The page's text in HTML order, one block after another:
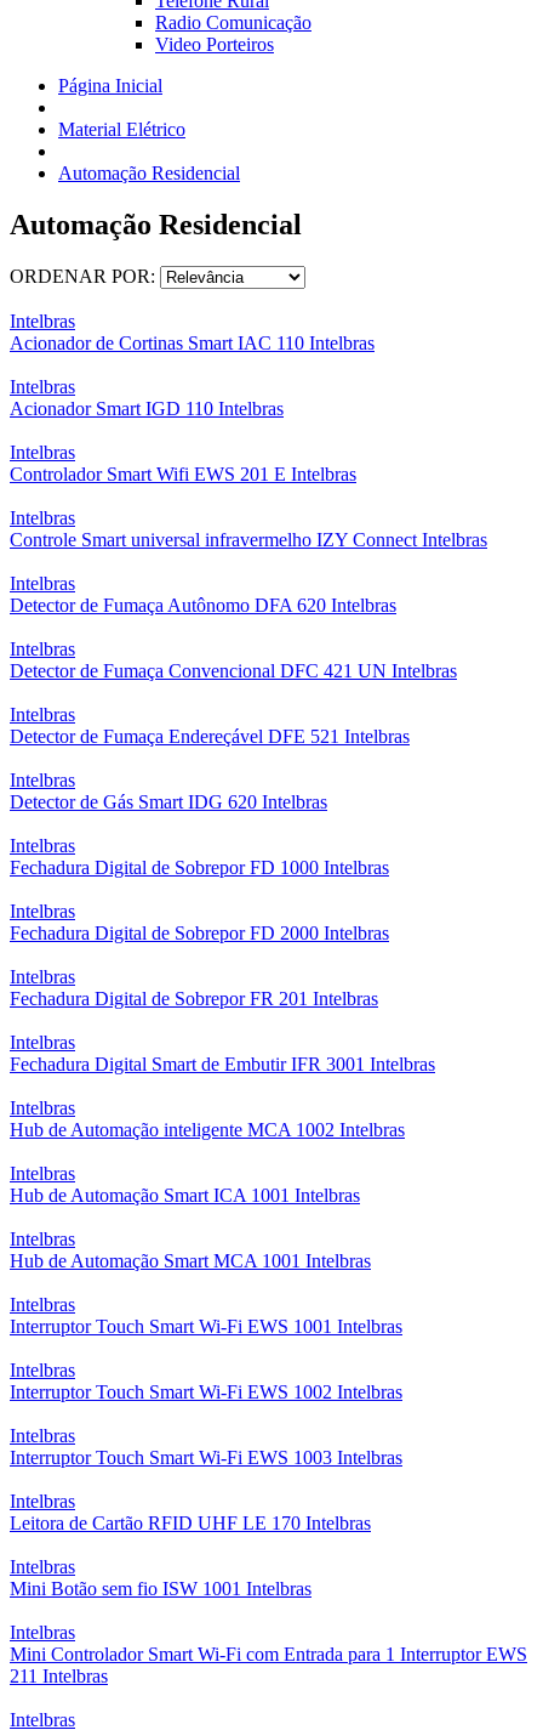
Radio Comunicação
Video Porteiros
Página Inicial
Material Elétrico
Automação Residencial
Automação Residencial
ORDENAR POR:
Intelbras
Acionador de Cortinas Smart IAC 110 Intelbras
Intelbras
Acionador Smart IGD 110 Intelbras
Intelbras
Controlador Smart Wifi EWS 201 E Intelbras
Intelbras
Controle Smart universal infravermelho IZY Connect Intelbras
Intelbras
Detector de Fumaça Autônomo DFA 620 Intelbras
Intelbras
Detector de Fumaça Convencional DFC 421 UN Intelbras
Intelbras
Detector de Fumaça Endereçável DFE 521 Intelbras
Intelbras
Detector de Gás Smart IDG 620 Intelbras
Intelbras
Fechadura Digital de Sobrepor FD 1000 Intelbras
Intelbras
Fechadura Digital de Sobrepor FD 2000 Intelbras
Intelbras
Fechadura Digital de Sobrepor FR 201 Intelbras
Intelbras
Fechadura Digital Smart de Embutir IFR 3001 Intelbras
Intelbras
Hub de Automação inteligente MCA 1002 Intelbras
Intelbras
Hub de Automação Smart ICA 1001 Intelbras
Intelbras
Hub de Automação Smart MCA 1001 Intelbras
Intelbras
Interruptor Touch Smart Wi-Fi EWS 1001 Intelbras
Intelbras
Interruptor Touch Smart Wi-Fi EWS 1002 Intelbras
Intelbras
Interruptor Touch Smart Wi-Fi EWS 1003 Intelbras
Intelbras
Leitora de Cartão RFID UHF LE 170 Intelbras
Intelbras
Mini Botão sem fio ISW 1001 Intelbras
Intelbras
Mini Controlador Smart Wi-Fi com Entrada para 1 Interruptor EWS
211 Intelbras
Intelbras